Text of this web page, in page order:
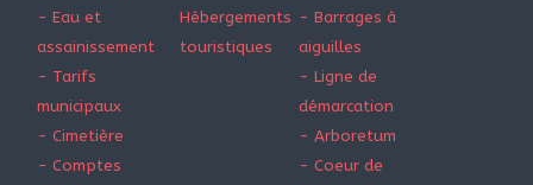
- Eau et
assainissement
- Tarifs
municipaux
- Cimetière
- Comptes
Hébergements
touristiques
- Barrages à
aiguilles
- Ligne de
démarcation
- Arboretum
- Coeur de